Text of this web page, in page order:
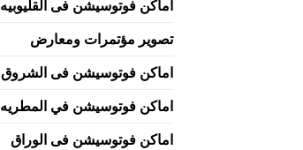
اماكن فوتوسيشن فى القليوبيه
تصوير مؤتمرات ومعارض
اماكن فوتوسيشن فى الشروق
اماكن فوتوسيشن في المطريه
اماكن فوتوسيشن فى الوراق